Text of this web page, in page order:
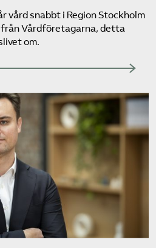
vård snabbt i Region Stockholm
från Vårdföretagarna, detta
om.